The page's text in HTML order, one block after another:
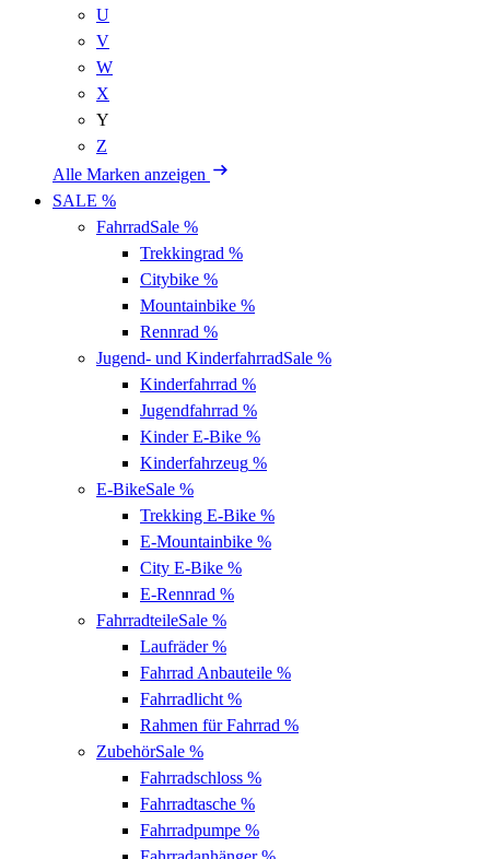
U
V
W
X
Y
Z
Alle Marken anzeigen
SALE %
FahrradSale %
Trekkingrad %
Citybike %
Mountainbike %
Rennrad %
Jugend- und KinderfahrradSale %
Kinderfahrrad %
Jugendfahrrad %
Kinder E-Bike %
Kinderfahrzeug %
E-BikeSale %
Trekking E-Bike %
E-Mountainbike %
City E-Bike %
E-Rennrad %
FahrradteileSale %
Laufräder%
Fahrrad Anbauteile %
Fahrradlicht %
Rahmen für Fahrrad %
ZubehörSale %
Fahrradschloss %
Fahrradtasche %
Fahrradpumpe %